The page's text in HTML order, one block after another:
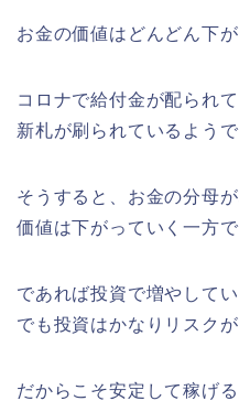
お金の価値はどんどん下が
コロナで給付金が配られて
新札が刷られているようで
そうすると、お金の分母
価値は下がっていく一方で
であれば投資で増やしてい
でも投資はかなりリスクが
だからこそ安定して稼げ